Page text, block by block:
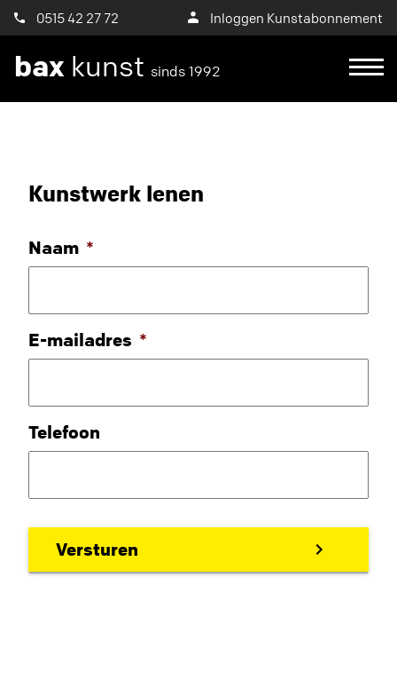
0515 42 27 72 Inloggen Kunstabonnement
bax kunst sinds 1992
Kunstwerk lenen
Naam *
E-mailadres *
Telefoon